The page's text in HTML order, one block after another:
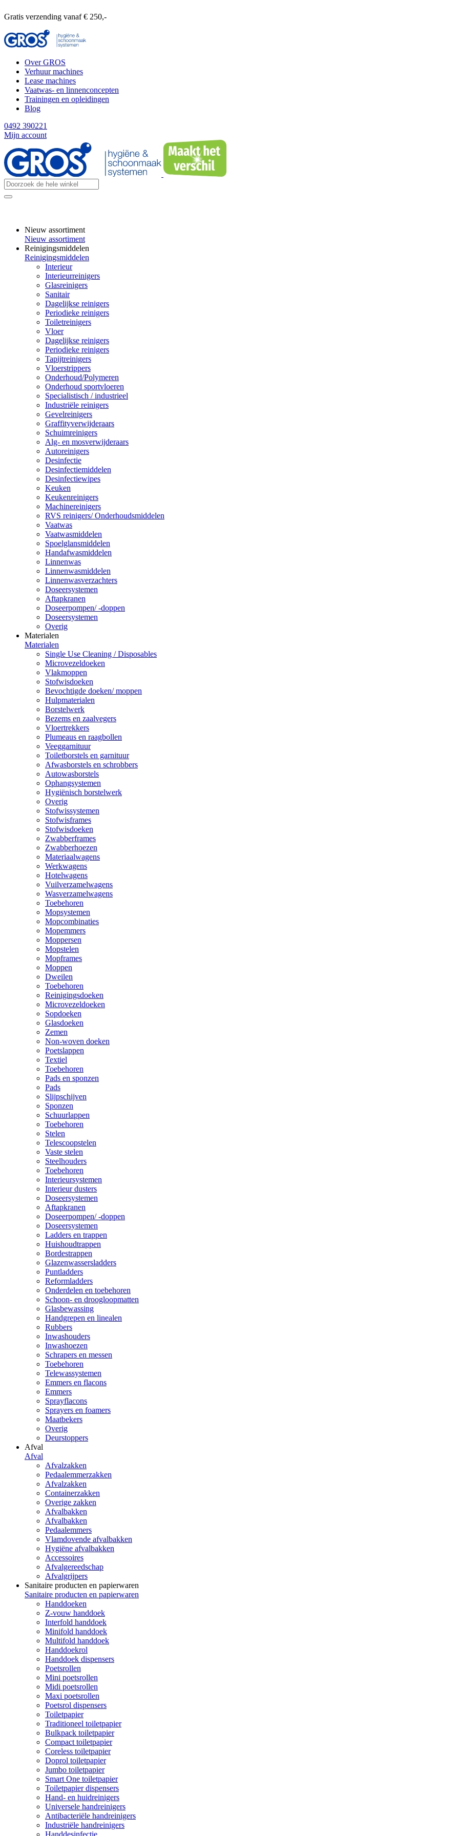
Gratis verzending vanaf € 250,-
Over GROS
Verhuur machines
Lease machines
Vaatwas- en linnenconcepten
Trainingen en opleidingen
Blog
0492 390221
Mijn account
Nieuw assortiment
Nieuw assortiment
Reinigingsmiddelen
Reinigingsmiddelen
Interieur
Interieurreinigers
Glasreinigers
Sanitair
Dagelijkse reinigers
Periodieke reinigers
Toiletreinigers
Vloer
Dagelijkse reinigers
Periodieke reinigers
Tapijtreinigers
Vloerstrippers
Onderhoud/Polymeren
Onderhoud sportvloeren
Specialistisch / industrieel
Industriële reinigers
Gevelreinigers
Graffityverwijderaars
Schuimreinigers
Alg- en mosverwijderaars
Autoreinigers
Desinfectie
Desinfectiemiddelen
Desinfectiewipes
Keuken
Keukenreinigers
Machinereinigers
RVS reinigers/ Onderhoudsmiddelen
Vaatwas
Vaatwasmiddelen
Spoelglansmiddelen
Handafwasmiddelen
Linnenwas
Linnenwasmiddelen
Linnenwasverzachters
Doseersystemen
Aftapkranen
Doseerpompen/ -doppen
Doseersystemen
Overig
Materialen
Materialen
Single Use Cleaning / Disposables
Microvezeldoeken
Vlakmoppen
Stofwisdoeken
Bevochtigde doeken/ moppen
Hulpmaterialen
Borstelwerk
Bezems en zaalvegers
Vloertrekkers
Plumeaus en raagbollen
Veeggarnituur
Toiletborstels en garnituur
Afwasborstels en schrobbers
Autowasborstels
Ophangsystemen
Hygiënisch borstelwerk
Overig
Stofwissystemen
Stofwisframes
Stofwisdoeken
Zwabberframes
Zwabberhoezen
Materiaalwagens
Werkwagens
Hotelwagens
Vuilverzamelwagens
Wasverzamelwagens
Toebehoren
Mopsystemen
Mopcombinaties
Mopemmers
Moppersen
Mopstelen
Mopframes
Moppen
Dweilen
Toebehoren
Reinigingsdoeken
Microvezeldoeken
Sopdoeken
Glasdoeken
Zemen
Non-woven doeken
Poetslappen
Textiel
Toebehoren
Pads en sponzen
Pads
Slijpschijven
Sponzen
Schuurlappen
Toebehoren
Stelen
Telescoopstelen
Vaste stelen
Steelhouders
Toebehoren
Interieursystemen
Interieur dusters
Doseersystemen
Aftapkranen
Doseerpompen/ -doppen
Doseersystemen
Ladders en trappen
Huishoudtrappen
Bordestrappen
Glazenwassersladders
Puntladders
Reformladders
Onderdelen en toebehoren
Schoon- en droogloopmatten
Glasbewassing
Handgrepen en linealen
Rubbers
Inwashouders
Inwashoezen
Schrapers en messen
Toebehoren
Telewassystemen
Emmers en flacons
Emmers
Sprayflacons
Sprayers en foamers
Maatbekers
Overig
Deurstoppers
Afval
Afval
Afvalzakken
Pedaalemmerzakken
Afvalzakken
Containerzakken
Overige zakken
Afvalbakken
Afvalbakken
Pedaalemmers
Vlamdovende afvalbakken
Hygiëne afvalbakken
Accessoires
Afvalgereedschap
Afvalgrijpers
Sanitaire producten en papierwaren
Sanitaire producten en papierwaren
Handdoeken
Z-vouw handdoek
Interfold handdoek
Minifold handdoek
Multifold handdoek
Handdoekrol
Handdoek dispensers
Poetsrollen
Mini poetsrollen
Midi poetsrollen
Maxi poetsrollen
Poetsrol dispensers
Toiletpapier
Traditioneel toiletpapier
Bulkpack toiletpapier
Compact toiletpapier
Coreless toiletpapier
Doprol toiletpapier
Jumbo toiletpapier
Smart One toiletpapier
Toiletpapier dispensers
Hand- en huidreinigers
Universele handreinigers
Antibacteriële handreinigers
Industriële handreinigers